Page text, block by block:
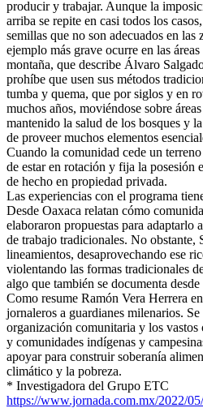
producir y trabajar. Aunque la
arriba se repite en casi todos los
semillas que no son adecuados en las
ejemplo más grave ocurre en las
montaña, que describe Álvaro
prohíbe que usen sus métodos
tumba y quema, que por siglos y en
muchos años, moviéndose sobre
mantenido la salud de los bosques y
de proveer muchos elementos
Cuando la comunidad cede un
de estar en rotación y fija la posesión
de hecho en propiedad privada.
Las experiencias con el programa
Desde Oaxaca relatan cómo
elaboraron propuestas para adaptarlo
de trabajo tradicionales. No obstante,
lineamientos, desaprovechando ese
violentando las formas tradicionales
algo que también se documenta desde
Como resume Ramón Vera Herrera
jornaleros a guardianes milenarios.
organización comunitaria y los
y comunidades indígenas y
apoyar para construir soberanía
climático y la pobreza.
* Investigadora del Grupo ETC
https://www.jornada.com.mx/2022/